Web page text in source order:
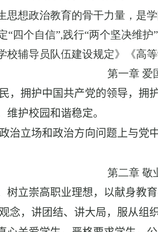
思想政治教育的骨干力量，是
“四个自信”,践行“两个坚决维护”
校辅导员队伍建设规定》《高
第一章 爱
，拥护中国共产党的领导，拥
护校园和谐稳定。
治立场和政治方向问题上与党
第二章 敬
树立崇高职业理想，以献身教
念，讲团结、讲大局，服从组